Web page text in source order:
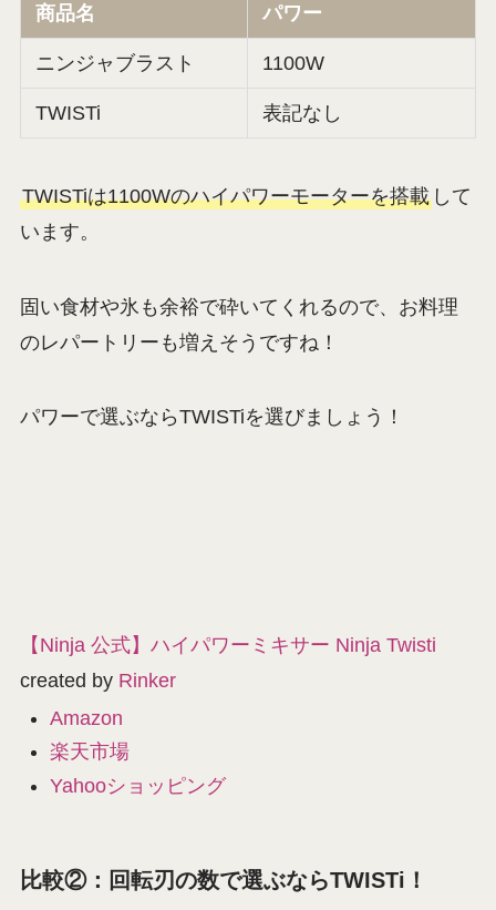
商品名 パワー
ニンジャブラスト 1100W
TWISTi 表記なし
TWISTiは1100Wのハイパワーモーターを搭載して
います。
固い食材や氷も余裕で砕いてくれるので、お料理
のレパートリーも増えそうですね！
パワーで選ぶならTWISTiを選びましょう！
【Ninja 公式】ハイパワーミキサー Ninja Twisti
created by Rinker
Amazon
楽天市場
Yahooショッピング
比較②：回転刃の数で選ぶならTWISTi！